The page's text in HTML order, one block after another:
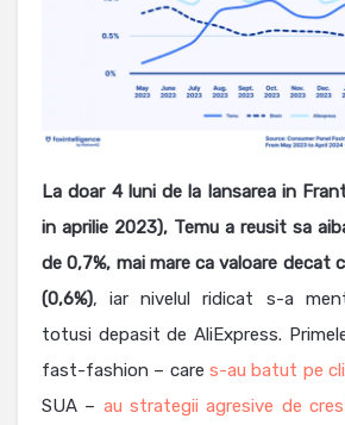
La doar 4 luni de la lansarea in
in aprilie 2023), Temu a reusit sa
de 0,7%, mai mare ca valoare decat
(0,6%), iar nivelul ridicat s-a
totusi depasit de AliExpress.
fast-fashion – care s-au batut pe
SUA – au strategii agresive de